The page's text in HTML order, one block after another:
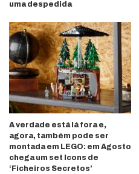
uma despedida
A verdade está lá fora e,
agora, também pode ser
montada em LEGO: em Agosto
chega um set Icons de
‘Ficheiros Secretos’